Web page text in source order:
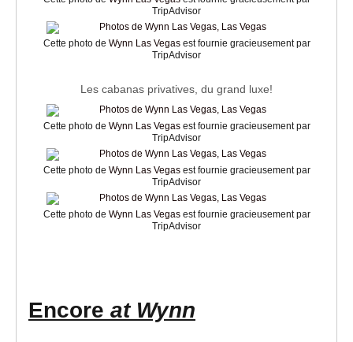
TripAdvisor
Cette photo de Wynn Las Vegasest fournie gracieusement par
TripAdvisor
Les cabanas privatives, du grand luxe!
Cette photo de Wynn Las Vegasest fournie gracieusement par
TripAdvisor
Cette photo de Wynn Las Vegasest fournie gracieusement par
TripAdvisor
Cette photo de Wynn Las Vegasest fournie gracieusement par
TripAdvisor
Encore at Wynn